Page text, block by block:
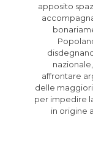
apposito
affrontare
delle
per impedire
in origine